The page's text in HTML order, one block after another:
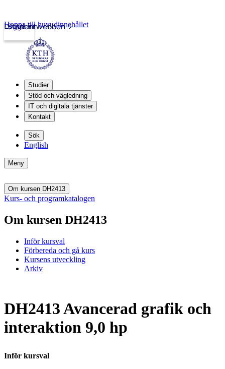
Studentwebben
Logga in
Hoppa till huvudinnehållet
Studier
Stöd och vägledning
IT och digitala tjänster
Kontakt
Sök
English
Meny
Om kursen DH2413
Kurs- och programkatalogen
Om kursen DH2413
Inför kursval
Förbereda och gå kurs
Kursens utveckling
Arkiv
DH2413 Avancerad grafik och
interaktion 9,0 hp
Inför kursval